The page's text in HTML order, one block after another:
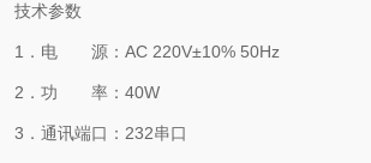
技术参数
1．电 源：AC 220V±10% 50Hz
2．功 率：40W
3．通讯端口：232串口